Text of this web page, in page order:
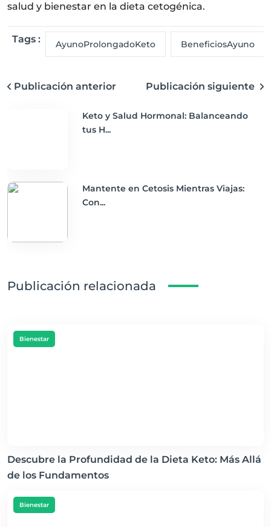
salud y bienestar en la dieta cetogénica.
Tags : AyunoProlongadoKeto BeneficiosAyuno
Publicación anterior Publicación siguiente
Keto y Salud Hormonal: Balanceando
tus H...
Mantente en Cetosis Mientras Viajas:
Con...
Publicación relacionada
Bienestar
Descubre la Profundidad de la Dieta Keto: Más Allá
de los Fundamentos
Bienestar